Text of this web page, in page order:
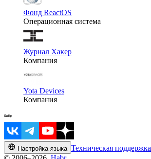
Фонд ReactOS
Операционная система
Журнал Хакер
Компания
Yota Devices
Компания
Настройка языка Техническая поддержка